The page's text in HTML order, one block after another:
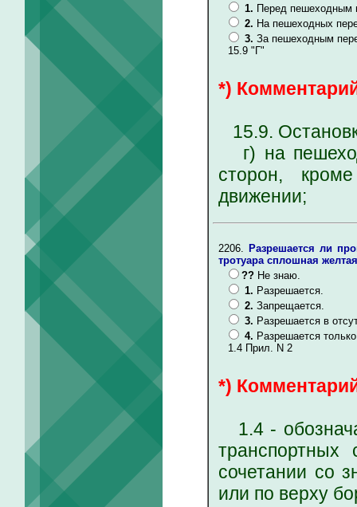
1. Перед пешеходным
2. На пешеходных
3. За пешеходным
15.9 "Г"
*)
15.9.
г) на
сторон,
движении;
2206. Разрешается ли
тротуара сплошная
?? Не знаю.
1. Разрешается.
2. Запрещается.
3. Разрешается в
4. Разрешается
1.4 Прил. N 2
*)
1.4 -
транспортных
сочетании со
или по верху